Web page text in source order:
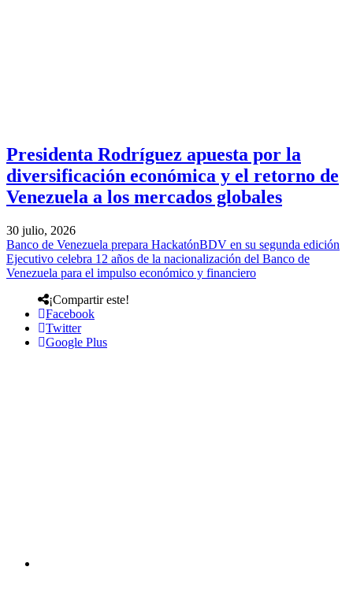
Presidenta Rodríguez apuesta por la
diversificación económica y el retorno de
Venezuela a los mercados globales
30 julio, 2026
Banco de Venezuela prepara HackatónBDV en su segunda edición
Ejecutivo celebra 12 años de la nacionalización del Banco de
Venezuela para el impulso económico y financiero
¡Compartir este!
Facebook
Twitter
Google Plus